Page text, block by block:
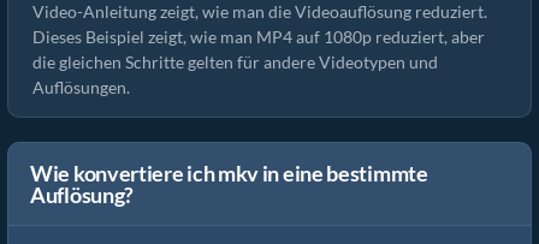
Video-Anleitung zeigt, wie man die Videoauflösung reduziert.
Dieses Beispiel zeigt, wie man MP4 auf 1080p reduziert, aber
die gleichen Schritte gelten für andere Videotypen und
Auflösungen.
Wie konvertiere ich mkv in eine bestimmte
Auflösung?